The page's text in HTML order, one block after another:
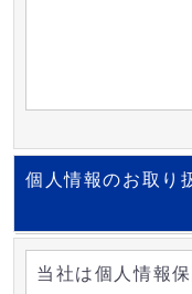
個人情報のお取り
当社は個人情報